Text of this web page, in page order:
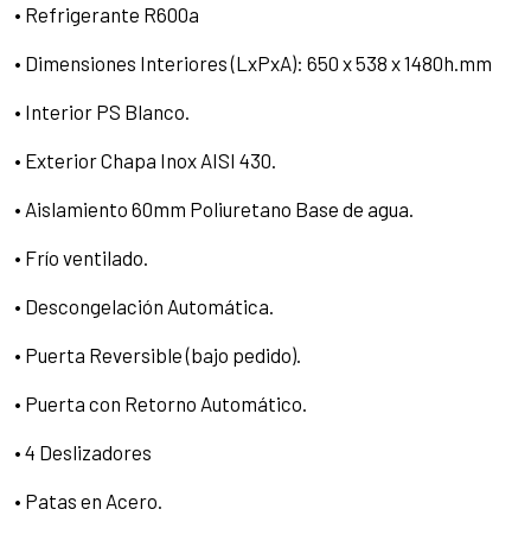
• Refrigerante R600a
• Dimensiones Interiores (LxPxA): 650 x 538 x 1480h.mm
• Interior PS Blanco.
• Exterior Chapa Inox AISI 430.
• Aislamiento 60mm Poliuretano Base de agua.
• Frío ventilado.
• Descongelación Automática.
• Puerta Reversible (bajo pedido).
• Puerta con Retorno Automático.
• 4 Deslizadores
• Patas en Acero.